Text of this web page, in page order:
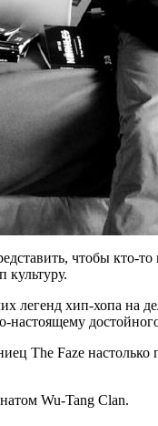
чтобы кто-
легенд хип-хопа на
настоящему
The Faze настолько
Wu-Tang Clan.